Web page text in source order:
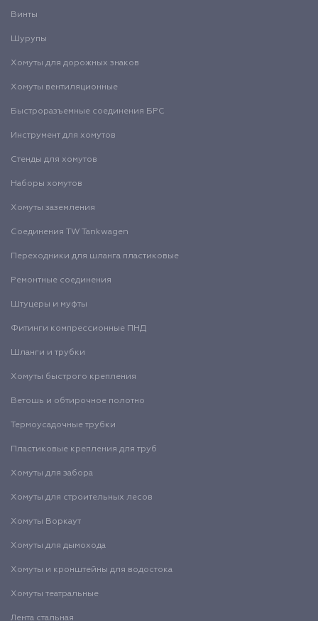
Винты
Шурупы
Хомуты для дорожных знаков
Хомуты вентиляционные
Быстроразъемные соединения БРС
Инструмент для хомутов
Стенды для хомутов
Наборы хомутов
Хомуты заземления
Соединения TW Tankwagen
Переходники для шланга пластиковые
Ремонтные соединения
Штуцеры и муфты
Фитинги компрессионные ПНД
Шланги и трубки
Хомуты быстрого крепления
Ветошь и обтирочное полотно
Термоусадочные трубки
Пластиковые крепления для труб
Хомуты для забора
Хомуты для строительных лесов
Хомуты Воркаут
Хомуты для дымохода
Хомуты и кронштейны для водостока
Хомуты театральные
Лента стальная